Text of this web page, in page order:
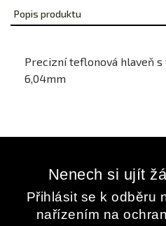
Popis produktu
Precizní teflonová hlaveň
6,04mm
Nenech si ujít
Přihlásit se k odběru
nařízením na